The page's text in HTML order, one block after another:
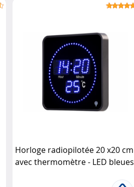
Horloge radiopilotée 20 x20 cm
avec thermomètre - LED bleues